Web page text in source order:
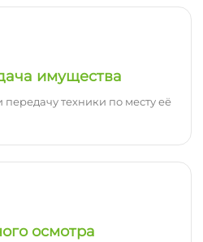
имущества
техники по месту её
осмотра